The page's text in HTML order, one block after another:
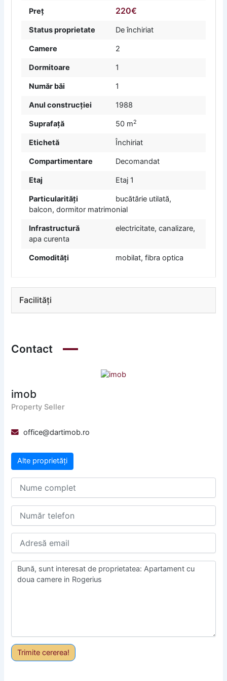
Preț 220€
Status proprietate De închiriat
Camere 2
Dormitoare 1
Număr băi 1
Anul construcției 1988
Suprafață 50 m2
Etichetă Închiriat
Compartimentare Decomandat
Etaj Etaj 1
Particularități
bucătărie utilată,
balcon, dormitor matrimonial
Infrastructură
electricitate, canalizare,
apa curenta
Comodități mobilat, fibra optica
Facilități
Contact
imob
Property Seller
office@dartimob.ro
Alte proprietăți
Trimite cererea!